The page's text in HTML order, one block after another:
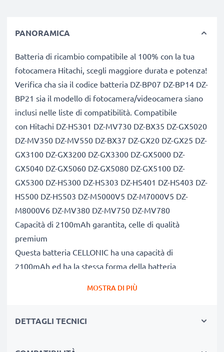
PANORAMICA
Batteria di ricambio compatibile al 100% con la tua
fotocamera Hitachi, scegli maggiore durata e potenza!
Verifica cha sia il codice batteria DZ-BP07 DZ-BP14 DZ-
BP21 sia il modello di fotocamera/videocamera siano
inclusi nelle liste di compatibilità. Compatibile
con Hitachi DZ-HS301 DZ-MV730 DZ-BX35 DZ-GX5020
DZ-MV350 DZ-MV550 DZ-BX37 DZ-GX20 DZ-GX25 DZ-
GX3100 DZ-GX3200 DZ-GX3300 DZ-GX5000 DZ-
GX5040 DZ-GX5060 DZ-GX5080 DZ-GX5100 DZ-
GX5300 DZ-HS300 DZ-HS303 DZ-HS401 DZ-HS403 DZ-
HS500 DZ-HS503 DZ-M5000V5 DZ-M7000V5 DZ-
M8000V6 DZ-MV380 DZ-MV750 DZ-MV780
Capacità di 2100mAh garantita, celle di qualità
premium
Questa batteria CELLONIC ha una capacità di
2100mAh ed ha la stessa forma della batteria
compatible e nuova, dispone di una capacità reale di
Grandi prestazioni: batteria DZ-BP07 DZ-BP14 DZ-
MOSTRA DI PIÙ
DETTAGLI TECNICI